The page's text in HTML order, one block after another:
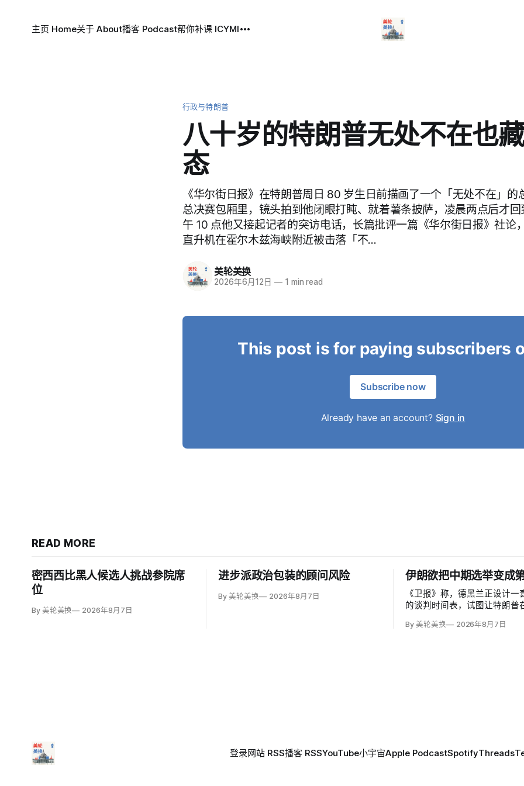
主页 Home关于 About播客 Podcast帮你补课 ICYMI
行政与特朗普
八十岁的特朗普无处不在也
态
《华尔街日报》在特朗普周日 80 岁生日前描画了一个「无处不在」的
总决赛包厢里，镜头拍到他闭眼打盹、就着薯条披萨，凌晨两点后才
午 10 点他又接起记者的突访电话，长篇批评一篇《华尔街日报》社论
直升机在霍尔木兹海峡附近被击落「不…
美轮美换
2026年6月12日 — 1 min read
This post is for paying subscribers
Subscribe now
Already have an account? Sign in
READ MORE
密西西比黑人候选人挑战参院席
位
By 美轮美换 2026年8月7日
进步派政治包装的顾问风险
By 美轮美换 2026年8月7日
伊朗欲把中期选举变成
《卫报》称，德黑兰正设计一
的谈判时间表，试图让特朗普
1981年人质危机对卡特总统的
By 美轮美换 2026年8月7日
登录网站 RSS播客 RSSYouTube小宇宙Apple PodcastSpotifyThreads